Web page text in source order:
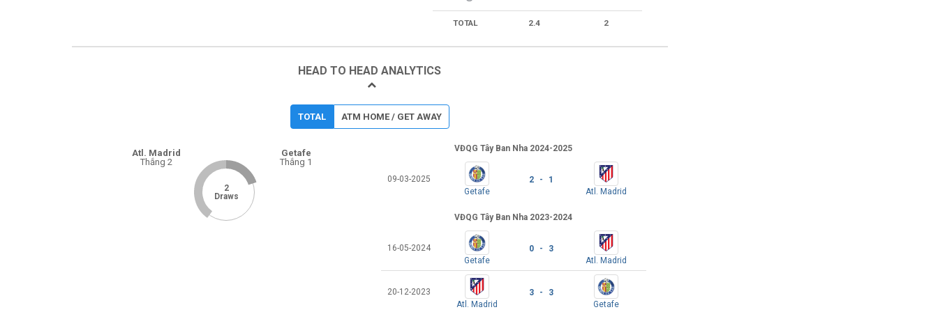
TOTAL 2.4 2
HEAD TO HEAD ANALYTICS
TOTAL ATM HOME / GET AWAY
Atl. Madrid
Thắng 2
2
Draws
Getafe
Thắng 1
VĐQG Tây Ban Nha 2024-2025
09-03-2025
Getafe
2 - 1
Atl. Madrid
VĐQG Tây Ban Nha 2023-2024
16-05-2024
Getafe
0 - 3
Atl. Madrid
20-12-2023
Atl. Madrid
3 - 3
Getafe